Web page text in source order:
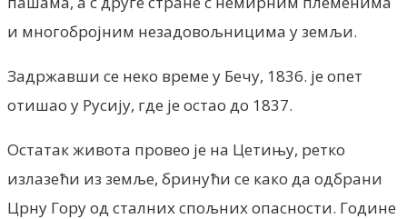
и многобројним незадовољницима у земљи.
Задржавши се неко време у Бечу, 1836. је опет
отишао у Русију, где је остао до 1837.
Остатак живота провео је на Цетињу, ретко
излазећи из земље, бринући се како да одбрани
Црну Гору од сталних спољних опасности. Године